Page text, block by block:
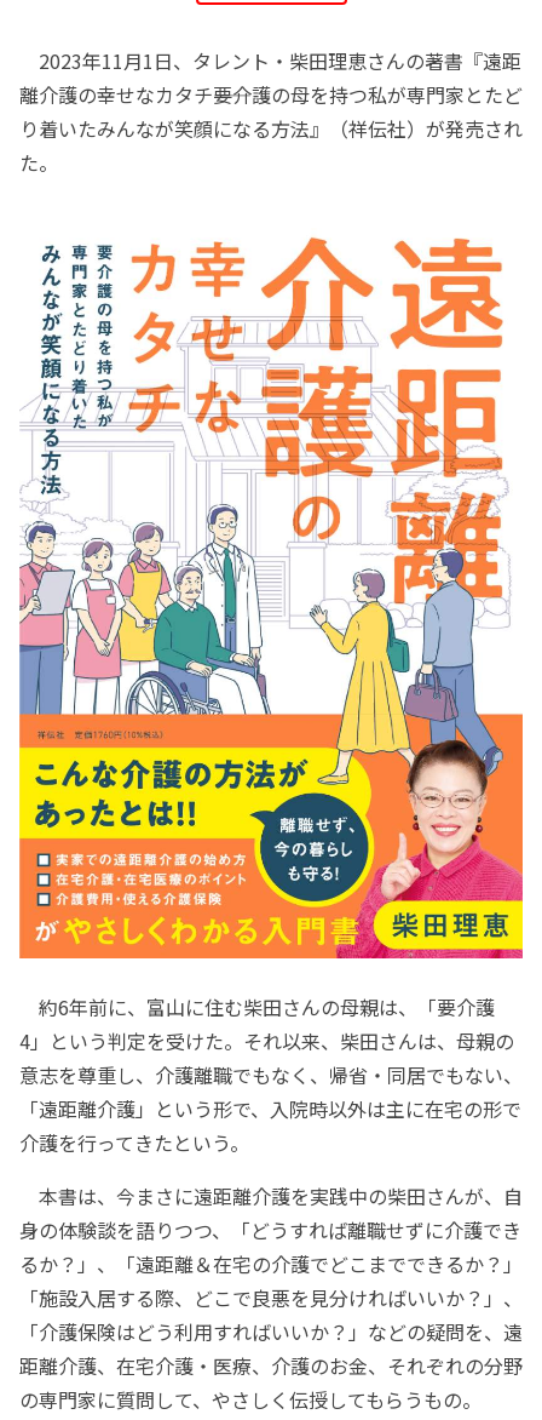
2023年11月1日、タレント・柴田理恵さんの著書『遠距
離介護の幸せなカタチ――要介護の母を持つ私が専門家とたど
り着いたみんなが笑顔になる方法』（祥伝社）が発売され
た。
約6年前に、富山に住む柴田さんの母親は、「要介護
4」という判定を受けた。それ以来、柴田さんは、母親の
意志を尊重し、介護離職でもなく、帰省・同居でもない、
「遠距離介護」という形で、入院時以外は主に在宅の形で
介護を行ってきたという。
本書は、今まさに遠距離介護を実践中の柴田さんが、自
身の体験談を語りつつ、「どうすれば離職せずに介護でき
るか？」、「遠距離＆在宅の介護でどこまでできるか？」
「施設入居する際、どこで良悪を見分ければいいか？」、
「介護保険はどう利用すればいいか？」などの疑問を、遠
距離介護、在宅介護・医療、介護のお金、それぞれの分野
の専門家に質問して、やさしく伝授してもらうもの。